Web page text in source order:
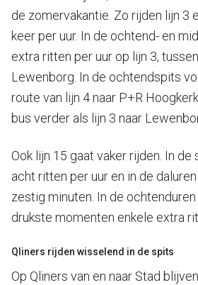
de zomervakantie. Zo rijden lijn 3
keer per uur. In de ochtend- en
extra ritten per uur op lijn 3,
Lewenborg. In de ochtendspits
route van lijn 4 naar P+R
bus verder als lijn 3 naar
Ook lijn 15 gaat vaker rijden. In
acht ritten per uur en in de
zestig minuten. In de
drukste momenten enkele extra
Qliners rijden wisselend in de spits
Op Qliners van en naar Stad